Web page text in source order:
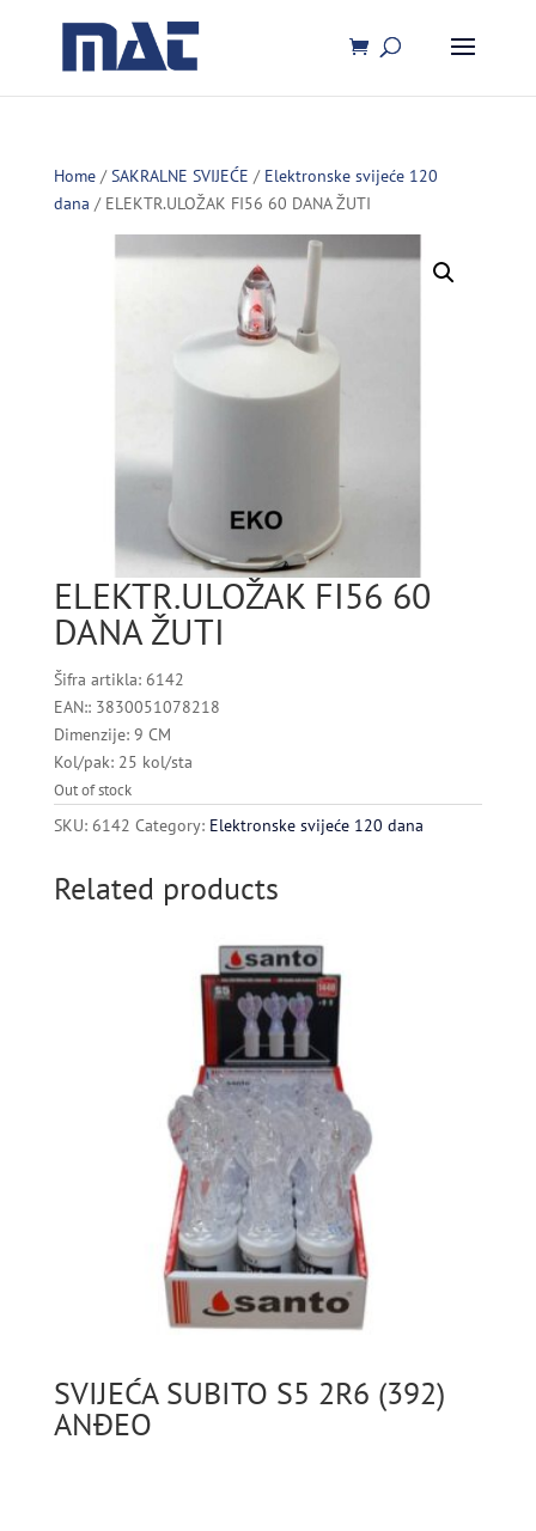
Home/SAKRALNE SVIJEĆE / Elektronske svijeće 120
dana / ELEKTR.ULOŽAK FI56 60 DANA ŽUTI
ELEKTR.ULOŽAK FI56 60
DANA ŽUTI
Šifra artikla: 6142
EAN:: 3830051078218
Dimenzije: 9 CM
Kol/pak: 25 kol/sta
Out of stock
SKU: 6142 Category: Elektronske svijeće 120 dana
Related products
SVIJEĆA SUBITO S5 2R6 (392)
ANĐEO